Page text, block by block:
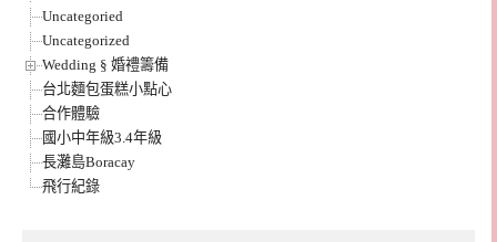
Uncategoried
Uncategorized
Wedding § 婚禮籌備
台北麵包蛋糕小點心
合作體驗
國小中年級3.4年級
長灘島Boracay
飛行紀錄